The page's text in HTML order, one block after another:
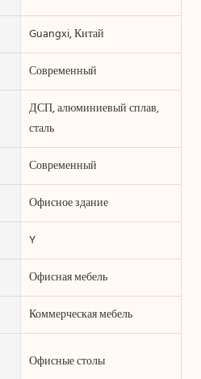
Guangxi, Китай
Современный
ДСП, алюминиевый сплав,
сталь
Современный
Офисное здание
Y
Офисная мебель
Коммерческая мебель
Офисные столы